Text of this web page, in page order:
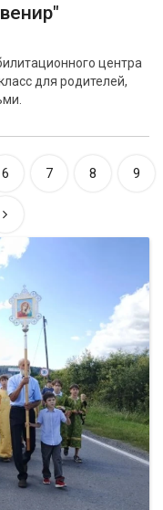
центра
для родителей,
6 7 8 9